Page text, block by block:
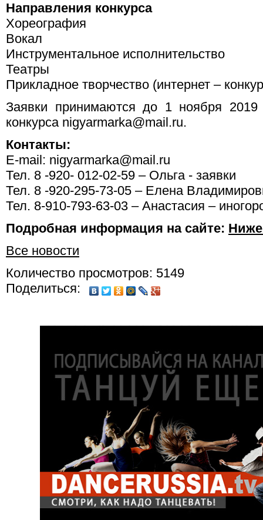
Направления конкурса
Хореография
Вокал
Инструментальное исполнительство
Театры
Прикладное творчество (интернет –
Заявки принимаются до 1 ноября 2019
конкурса nigyarmarka@mail.ru.
Контакты:
E-mail: nigyarmarka@mail.ru
Тел. 8 -920- 012-02-59 – Ольга - заявки
Тел. 8 -920-295-73-05 – Елена
Тел. 8-910-793-63-03 – Анастасия –
Подробная информация на сайте:
Все новости
Количество просмотров: 5149
Поделиться: